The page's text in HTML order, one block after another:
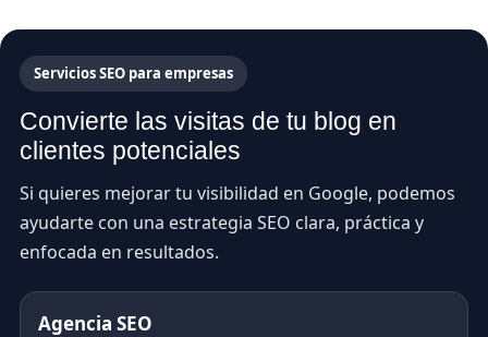
Servicios SEO para empresas
Convierte las visitas de tu blog en
clientes potenciales
Si quieres mejorar tu visibilidad en Google, podemos
ayudarte con una estrategia SEO clara, práctica y
enfocada en resultados.
Agencia SEO